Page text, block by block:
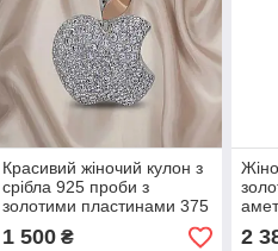
Красивий жіночий кулон з
срібла 925 проби з
золотими пластинами 375
проби "Яблуко"
1 500₴ 2